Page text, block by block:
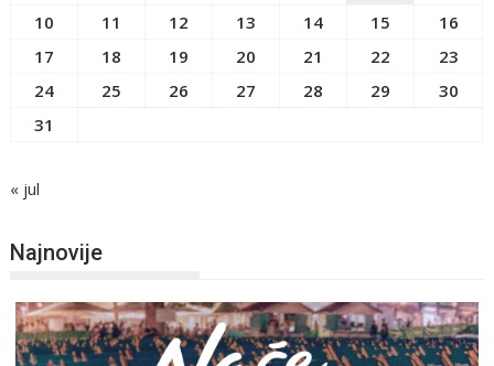
10
11 12 13 14 15
16
17
18 19 20 21 22
23
24
25 26 27 28 29
30
31
« jul
Najnovije